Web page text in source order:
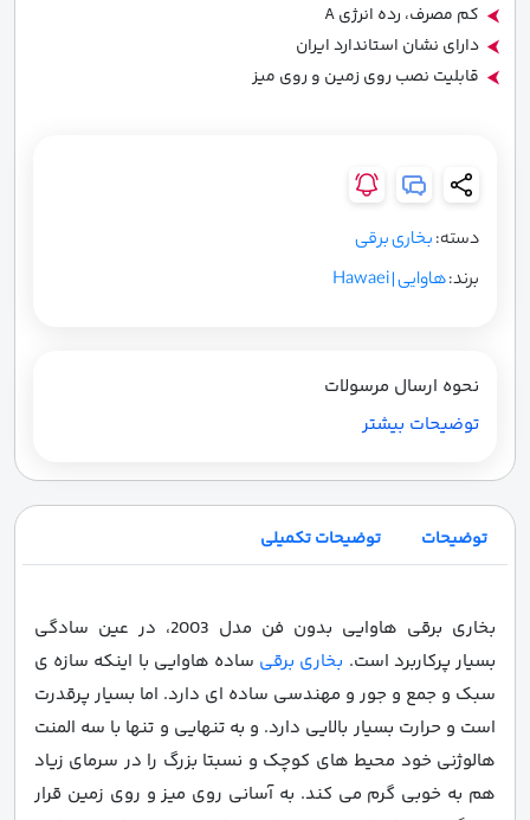
کم مصرف، رده انرژی A
دارای نشان استاندارد ایران
قابلیت نصب روی زمین و روی میز
دسته:بخاری برقی
برند:هاوایی | Hawaei
نحوه ارسال مرسولات
توضیحات بیشتر
توضیحات توضیحات تکمیلی
بخاری برقی هاوایی بدون فن مدل 2003، در عین سادگی
بسیار پرکاربرد است. بخاری برقی ساده هاوایی با اینکه سازه ی
سبک و جمع و جور و مهندسی ساده ای دارد. اما بسیار پرقدرت
است و حرارت بسیار بالایی دارد. و به تنهایی و تنها با سه المنت
هالوژنی خود محیط های کوچک و نسبتا بزرگ را در سرمای زیاد
هم به خوبی گرم می کند. به آسانی روی میز و روی زمین قرار